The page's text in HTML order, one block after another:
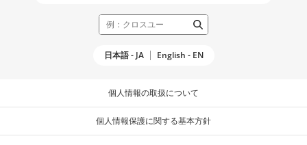
日本語 - JA English - EN
個人情報の取扱について
個人情報保護に関する基本方針